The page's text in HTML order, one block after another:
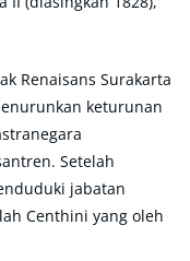
Renaisans Surakarta
keturunan
Setelah
jabatan
Centhini yang oleh